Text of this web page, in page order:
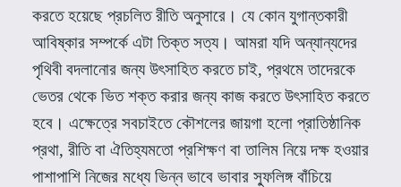
করতে হয়েছে প্রচলিত রীতি অনুসারে। যে কোন যুগান্তকারী
আবিষ্কার সম্পর্কে এটা তিক্ত সত্য। আমরা যদি অন্যান্যদের
পৃথিবী বদলানোর জন্য উৎসাহিত করতে চাই, প্রথমে তাদেরকে
ভেতর থেকে ভিত শক্ত করার জন্য কাজ করতে উৎসাহিত করতে
হবে। এক্ষেত্রে সবচাইতে কৌশলের জায়গা হলো প্রাতিষ্ঠানিক
প্রথা, রীতি বা ঐতিহ্যমতো প্রশিক্ষণ বা তালিম নিয়ে দক্ষ হওয়ার
পাশাপাশি নিজের মধ্যে ভিন্ন ভাবে ভাবার স্ফুলিঙ্গ বাঁচিয়ে